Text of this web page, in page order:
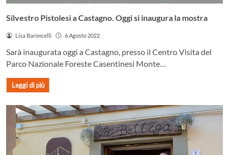
Silvestro Pistolesi a Castagno. Oggi si inaugura la mostra
Lisa Baroncelli 6 Agosto 2022
Sarà inaugurata oggi a Castagno, presso il Centro Visita del
Parco Nazionale Foreste Casentinesi Monte…
Leggi di più